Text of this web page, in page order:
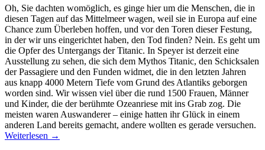
Oh, Sie dachten womöglich, es ginge hier um die Menschen, die in
diesen Tagen auf das Mittelmeer wagen, weil sie in Europa auf eine
Chance zum Überleben hoffen, und vor den Toren dieser Festung,
in der wir uns eingerichtet haben, den Tod finden? Nein. Es geht um
die Opfer des Untergangs der Titanic. In Speyer ist derzeit eine
Ausstellung zu sehen, die sich dem Mythos Titanic, den Schicksalen
der Passagiere und den Funden widmet, die in den letzten Jahren
aus knapp 4000 Metern Tiefe vom Grund des Atlantiks geborgen
worden sind. Wir wissen viel über die rund 1500 Frauen, Männer
und Kinder, die der berühmte Ozeanriese mit ins Grab zog. Die
meisten waren Auswanderer – einige hatten ihr Glück in einem
anderen Land bereits gemacht, andere wollten es gerade versuchen.
Weiterlesen →